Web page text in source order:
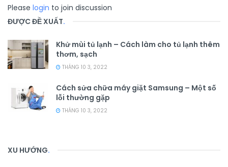
Please login to join discussion
ĐƯỢC ĐỀ XUẤT.
Khử mùi tủ lạnh – Cách làm cho tủ lạnh thêm
thơm, sạch
THÁNG 10 3, 2022
Cách sửa chữa máy giặt Samsung – Một số
lỗi thường gặp
THÁNG 10 3, 2022
XU HƯỚNG.